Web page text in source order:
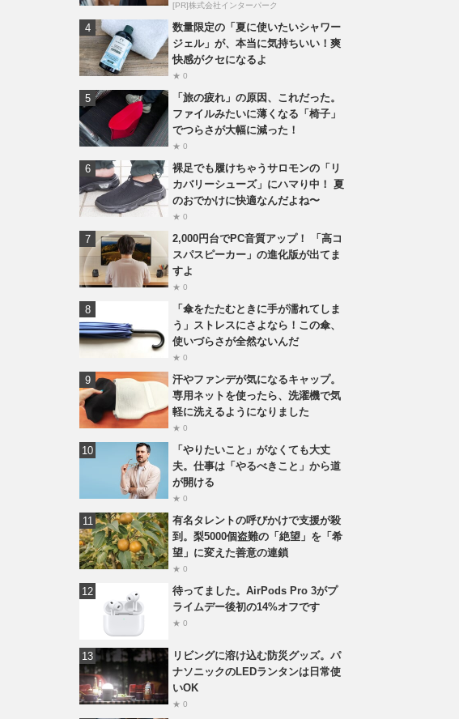
[PR]株式会社インターパーク
数量限定の「夏に使いたいシャワー
ジェル」が、本当に気持ちいい！爽
快感がクセになるよ
★ 0
「旅の疲れ」の原因、これだった。
ファイルみたいに薄くなる「椅子」
でつらさが大幅に減った！
★ 0
裸足でも履けちゃうサロモンの「リ
カバリーシューズ」にハマり中！ 夏
のおでかけに快適なんだよね〜
★ 0
2,000円台でPC音質アップ！ 「高コ
スパスピーカー」の進化版が出てま
すよ
★ 0
「傘をたたむときに手が濡れてしま
う」ストレスにさよなら！この傘、
使いづらさが全然ないんだ
★ 0
汗やファンデが気になるキャップ。
専用ネットを使ったら、洗濯機で気
軽に洗えるようになりました
★ 0
「やりたいこと」がなくても大丈
夫。仕事は「やるべきこと」から道
が開ける
★ 0
有名タレントの呼びかけで支援が殺
到。梨5000個盗難の「絶望」を「希
望」に変えた善意の連鎖
★ 0
待ってました。AirPods Pro 3がプ
ライムデー後初の14%オフです
★ 0
リビングに溶け込む防災グッズ。パ
ナソニックのLEDランタンは日常使
いOK
★ 0